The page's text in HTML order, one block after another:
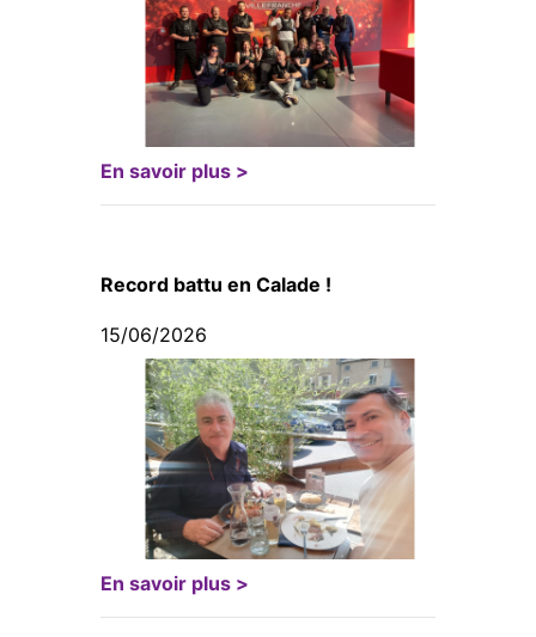
En savoir plus >
Record battu en Calade !
15/06/2026
En savoir plus >